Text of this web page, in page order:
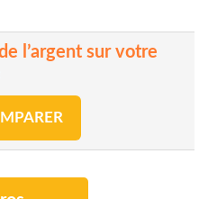
l’argent sur votre